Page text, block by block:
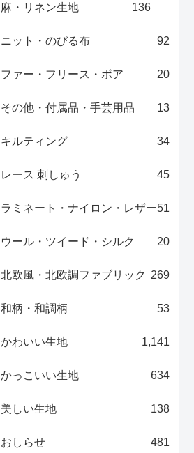
麻・リネン生地
136
ニット・のびる布 92
ファー・フリース・ボア 20
その他・付属品・手芸用品 13
キルティング 34
レース 刺しゅう 45
ラミネート・ナイロン・レザー51
ウール・ツイード・シルク 20
北欧風・北欧調ファブリック 269
和柄・和調柄 53
かわいい生地 1,141
かっこいい生地 634
美しい生地 138
おしらせ 481